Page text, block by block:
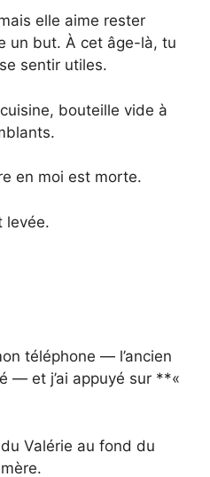
elle aime rester
un but. À cet âge-là, tu
sentir utiles.
bouteille vide à
en moi est morte.
levée.
téléphone — l’ancien
— et j’ai appuyé sur **«
Valérie au fond du